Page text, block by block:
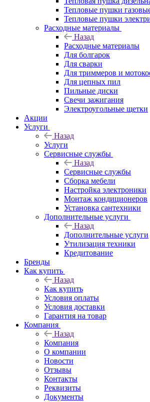
Тепловые пушки
Тепловые пушки
Расходные материалы
Назад
Расходные материалы
Для болгарок
Для сварки
Для триммеров и
Для цепных пил
Пильные диски
Свечи зажигания
Электроугольные щетки
Акции
Услуги
Назад
Услуги
Сервисные службы
Назад
Сервисные службы
Сборка мебели
Настройка электроники
Монтаж кондиционеров
Установка сантехники
Дополнительные услуги
Назад
Дополнительные услуги
Утилизация техники
Кредитование
Бренды
Как купить
Назад
Как купить
Условия оплаты
Условия доставки
Гарантия на товар
Компания
Назад
Компания
О компании
Новости
Отзывы
Контакты
Реквизиты
Документы